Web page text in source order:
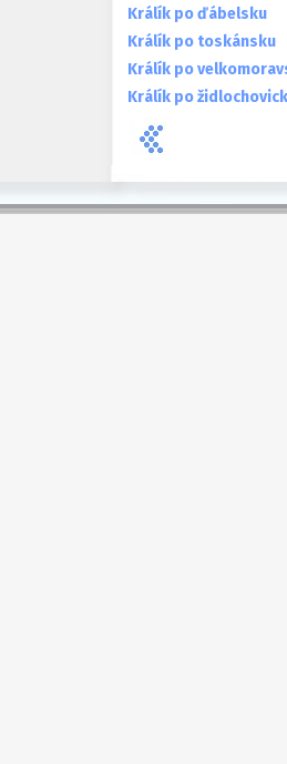
Králík po ďábelsku
Králík po toskánsku
Králík po
Králík po